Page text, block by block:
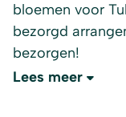
bloemen voor
bezorgd
bezorgen!
Lees meer